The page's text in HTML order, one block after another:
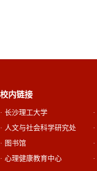
校内链接
· 长沙理工大学
· 人文与社会科学研究处
· 图书馆
· 心理健康教育中心